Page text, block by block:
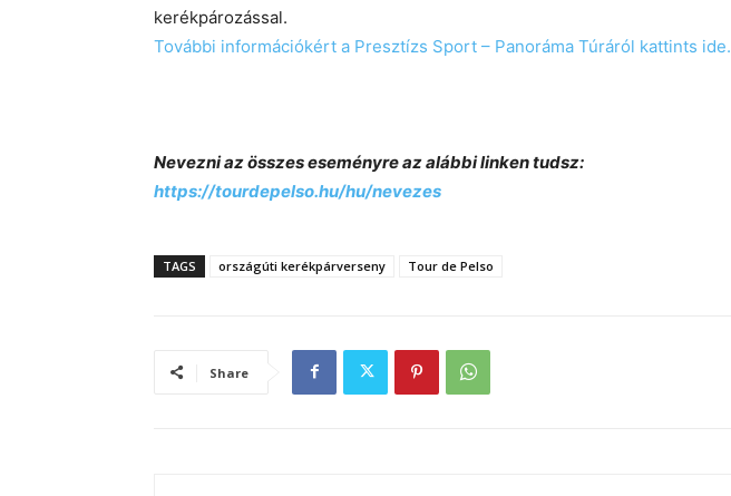
kerékpározással.
További információkért a Presztízs Sport – Panoráma Túráról kattints ide.
Nevezni az összes eseményre az alábbi linken tudsz:
https://tourdepelso.hu/hu/nevezes
TAGS országúti kerékpárverseny Tour de Pelso
Share